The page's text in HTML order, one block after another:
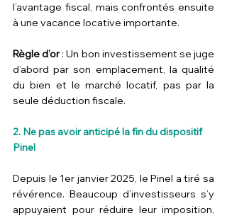
l’avantage fiscal, mais confrontés ensuite
à une vacance locative importante.
Règle d’or : Un bon investissement se juge
d’abord par son emplacement, la qualité
du bien et le marché locatif, pas par la
seule déduction fiscale.
2. Ne pas avoir anticipé la fin du dispositif
Pinel
Depuis le 1er janvier 2025, le Pinel a tiré sa
révérence. Beaucoup d’investisseurs s’y
appuyaient pour réduire leur imposition,